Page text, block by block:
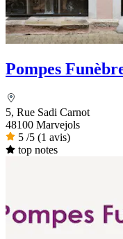
Pompes
5, Rue Sadi Carnot
48100 Marvejols
5 /5 (1 avis)
top notes